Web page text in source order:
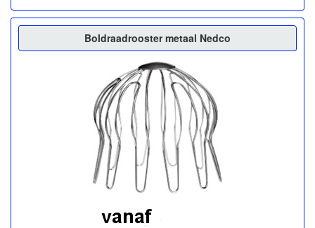
Boldraadrooster metaal Nedco